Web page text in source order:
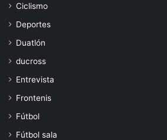
Ciclismo
Deportes
Duatlón
ducross
Entrevista
Frontenis
Fútbol
Fútbol sala